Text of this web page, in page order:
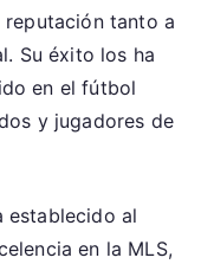
tanto a
Su éxito los ha
en el fútbol
y jugadores de
establecido al
en la MLS,